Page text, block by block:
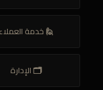
🙋 خدمة
🗂️ الإدارة